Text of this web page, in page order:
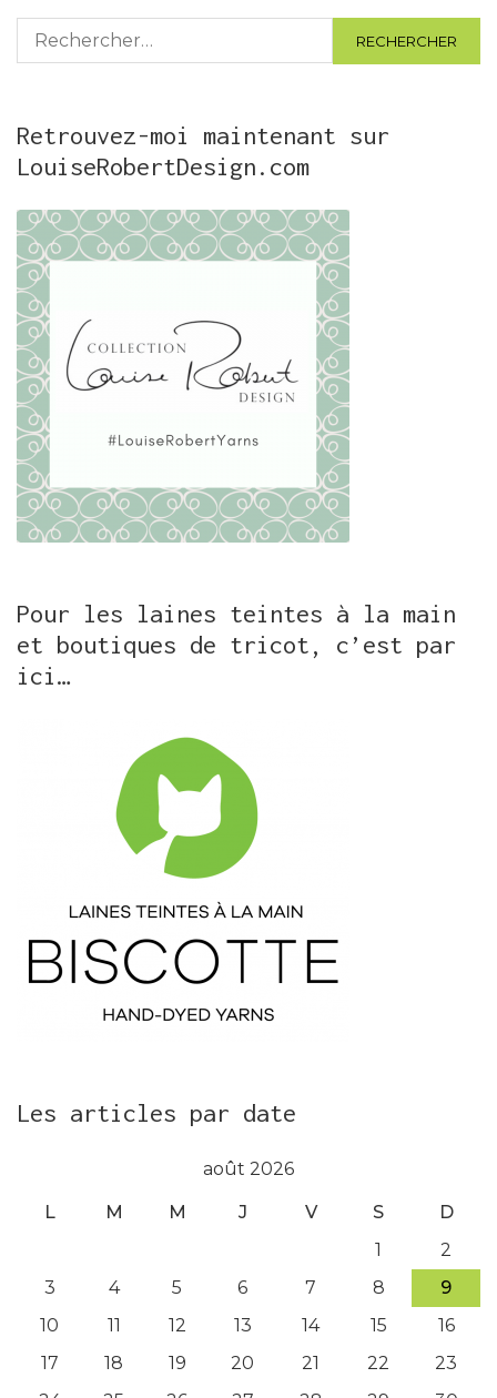
Rechercher :
Retrouvez-moi maintenant sur
LouiseRobertDesign.com
Pour les laines teintes à la main
et boutiques de tricot, c’est par
ici…
Les articles par date
août 2026
L M M J V S
D
1
2
3
4 5 6 7 8
9
10
11 12 13 14 15
16
17
18 19 20 21 22
23